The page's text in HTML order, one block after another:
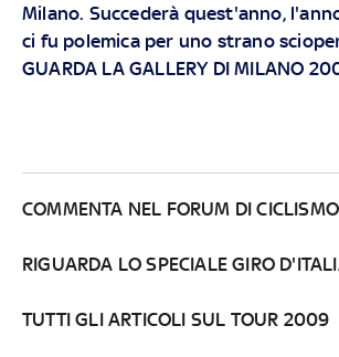
Milano. Succederà quest'anno,
ci fu polemica per uno strano
GUARDA LA GALLERY DI MILANO
COMMENTA NEL FORUM DI CICLISMO
RIGUARDA LO SPECIALE GIRO
TUTTI GLI ARTICOLI SUL TOUR 2009